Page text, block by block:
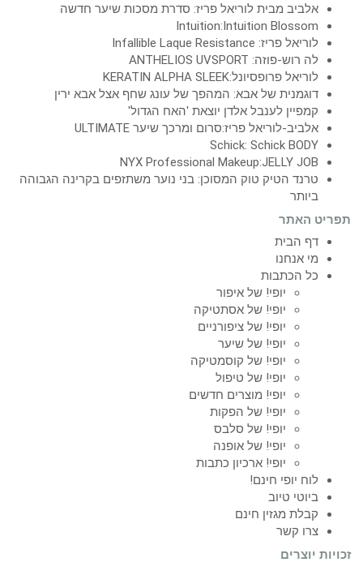
אלביב מבית לוריאל פריז: סדרת מסכות שיער חדשה
Intuition:Intuition Blossom
לוריאל פריז: Infallible Laque Resistance
לה רוש-פוזה: ANTHELIOS UVSPORT
לוריאל פרופסיונל:KERATIN ALPHA SLEEK
דוגמנית של אבא: המהפך של עונג שחף אצל אבא ירין
קמפיין לענבל אלדן יוצאת 'האח הגדול'
אלביב-לוריאל פריז:סרום ומרכך שיער ULTIMATE
Schick: Schick BODY
NYX Professional Makeup:JELLY JOB
טרנד הטיק טוק המסוכן: בני נוער משתזפים בקרינה הגבוהה
ביותר
תפריט האתר
דף הבית
מי אנחנו
כל הכתבות
יופי! של איפור
יופי! של אסתטיקה
יופי! של ציפורניים
יופי! של שיער
יופי! של קוסמטיקה
יופי! של טיפול
יופי! מוצרים חדשים
יופי! של הפקות
יופי! של סלבס
יופי! של אופנה
יופי! ארכיון כתבות
לוח יופי חינם!
ביוטי טיוב
קבלת מגזין חינם
צרו קשר
זכויות יוצרים